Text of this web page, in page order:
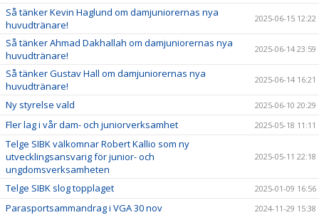
Så tänker Kevin Haglund om damjuniorernas nya
huvudtränare!
2025-06-15 12:22
Så tänker Ahmad Dakhallah om damjuniorernas nya
huvudtränare!
2025-06-14 23:59
Så tänker Gustav Hall om damjuniorernas nya
huvudtränare!
2025-06-14 16:21
Ny styrelse vald 2025-06-10 20:29
Fler lag i vår dam- och juniorverksamhet 2025-05-18 11:11
Telge SIBK välkomnar Robert Kallio som ny
utvecklingsansvarig för junior- och
ungdomsverksamheten
2025-05-11 22:18
Telge SIBK slog topplaget 2025-01-09 16:56
Parasportsammandrag i VGA 30 nov 2024-11-29 15:38